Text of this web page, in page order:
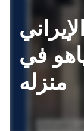
في
منزله